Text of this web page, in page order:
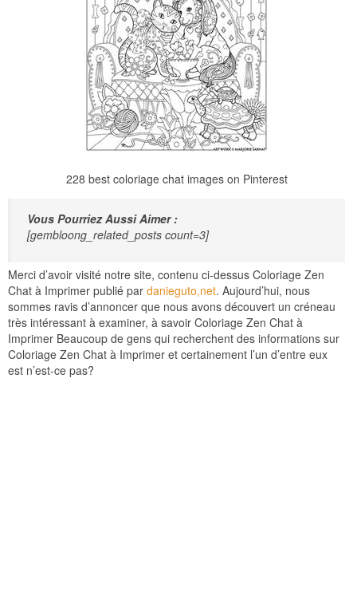
228 best coloriage chat images on Pinterest
Vous Pourriez Aussi Aimer :
[gembloong_related_posts count=3]
Merci d’avoir visité notre site, contenu ci-dessus Coloriage Zen
Chat à Imprimer publié par danieguto,net. Aujourd’hui, nous
sommes ravis d’annoncer que nous avons découvert un créneau
très intéressant à examiner, à savoir Coloriage Zen Chat à
Imprimer Beaucoup de gens qui recherchent des informations sur
Coloriage Zen Chat à Imprimer et certainement l’un d’entre eux
est n’est-ce pas?